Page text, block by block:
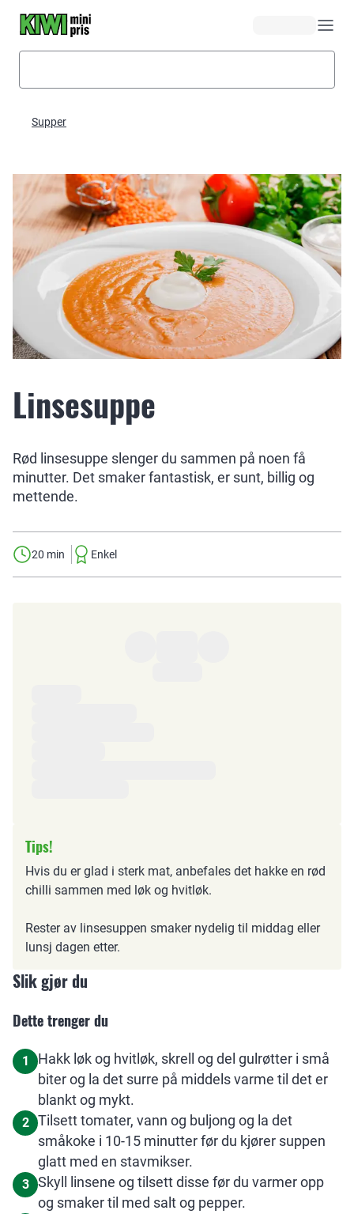
Supper
Linsesuppe
Rød linsesuppe slenger du sammen på noen få
minutter. Det smaker fantastisk, er sunt, billig og
mettende.
20 min Enkel
Tips!
Hvis du er glad i sterk mat, anbefales det hakke en rød
chilli sammen med løk og hvitløk.
Rester av linsesuppen smaker nydelig til middag eller
lunsj dagen etter.
Slik gjør du
Dette trenger du
1
Hakk løk og hvitløk, skrell og del gulrøtter i små
biter og la det surre på middels varme til det er
blankt og mykt.
2
Tilsett tomater, vann og buljong og la det
småkoke i 10-15 minutter før du kjører suppen
glatt med en stavmikser.
3
Skyll linsene og tilsett disse før du varmer opp
og smaker til med salt og pepper.